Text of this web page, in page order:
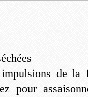
de la
pour